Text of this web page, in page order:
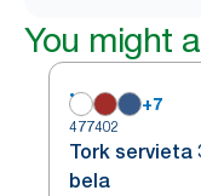
You might
+7
477402
Tork servieta
bela